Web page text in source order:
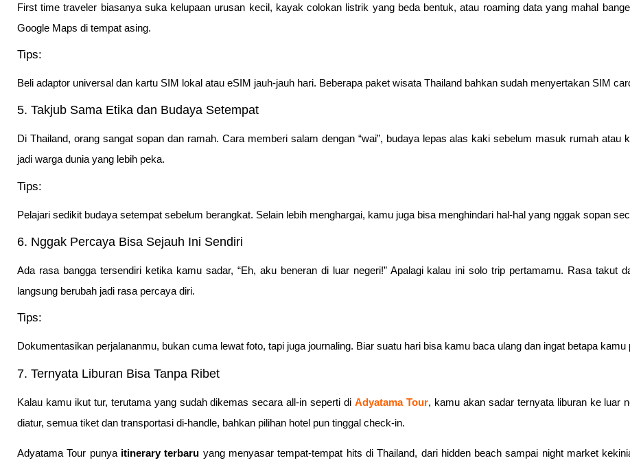
First time traveler biasanya suka kelupaan urusan kecil, kayak colokan listrik yang beda bentuk, atau roaming data yang mahal
Google Maps di tempat asing.
Tips:
Beli adaptor universal dan kartu SIM lokal atau eSIM jauh-jauh hari. Beberapa paket wisata Thailand bahkan sudah menyertakan SIM
5. Takjub Sama Etika dan Budaya Setempat
Di Thailand, orang sangat sopan dan ramah. Cara memberi salam dengan “wai”, budaya lepas alas kaki sebelum masuk rumah atau
jadi warga dunia yang lebih peka.
Tips:
Pelajari sedikit budaya setempat sebelum berangkat. Selain lebih menghargai, kamu juga bisa menghindari hal-hal yang nggak sopan
6. Nggak Percaya Bisa Sejauh Ini Sendiri
Ada rasa bangga tersendiri ketika kamu sadar, “Eh, aku beneran di luar negeri!” Apalagi kalau ini solo trip pertamamu. Rasa takut
langsung berubah jadi rasa percaya diri.
Tips:
Dokumentasikan perjalananmu, bukan cuma lewat foto, tapi juga journaling. Biar suatu hari bisa kamu baca ulang dan ingat betapa
7. Ternyata Liburan Bisa Tanpa Ribet
Kalau kamu ikut tur, terutama yang sudah dikemas secara all-in seperti diAdyatama Tour, kamu akan sadar ternyata liburan ke luar
diatur, semua tiket dan transportasi di-handle, bahkan pilihan hotel pun tinggal check-in.
Adyatama Tour punya itinerary terbaru yang menyasar tempat-tempat hits di Thailand, dari hidden beach sampai night market